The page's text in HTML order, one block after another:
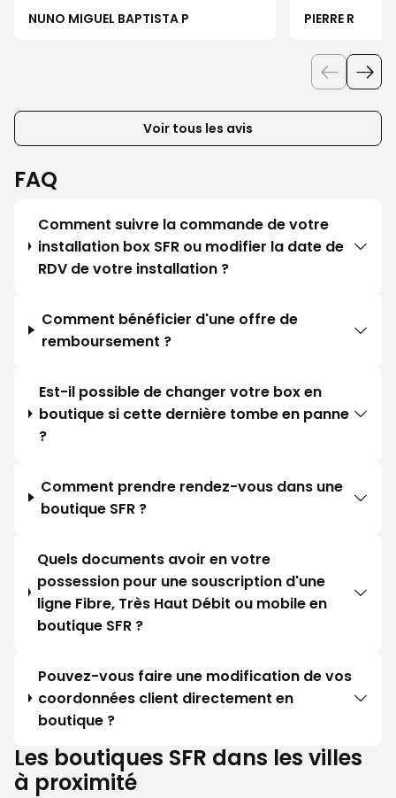
NUNO MIGUEL BAPTISTA P PIERRE R
Voir tous les avis
FAQ
Comment suivre la commande de votre
installation box SFR ou modifier la date de
RDV de votre installation ?
Comment bénéficier d'une offre de
remboursement ?
Est-il possible de changer votre box en
boutique si cette dernière tombe en panne
?
Comment prendre rendez-vous dans une
boutique SFR ?
Quels documents avoir en votre
possession pour une souscription d'une
ligne Fibre, Très Haut Débit ou mobile en
boutique SFR ?
Pouvez-vous faire une modification de vos
coordonnées client directement en
boutique ?
Les boutiques SFR dans les villes
à proximité